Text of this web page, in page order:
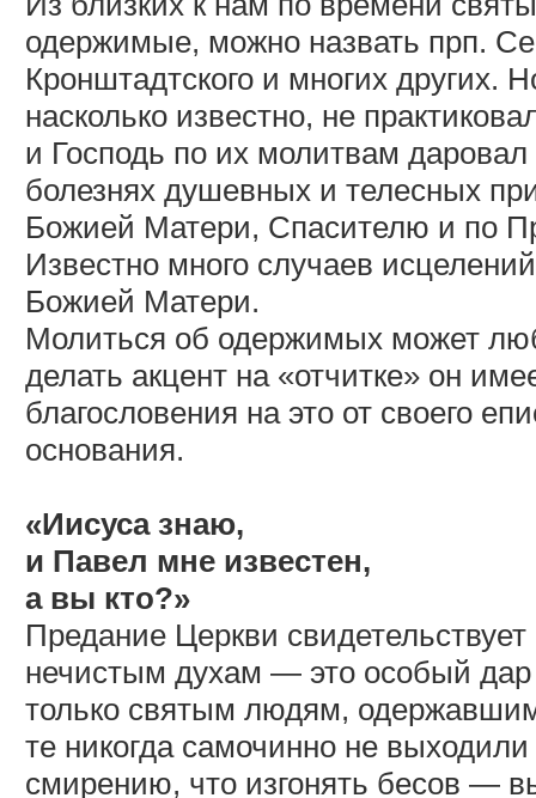
одержимые, можно назвать прп.
Кронштадтского и многих других.
насколько известно, не
и Господь по их молитвам
болезнях душевных и телесных
Божией Матери, Спасителю и по
Известно много случаев
Божией Матери.
Молиться об одержимых может
делать акцент на «отчитке» он
благословения на это от своего
основания.
«Иисуса знаю,
и Павел мне известен,
а вы кто?»
Предание Церкви
нечистым духам — это особый дар
только святым людям,
те никогда самочинно не
смирению, что изгонять бесов —